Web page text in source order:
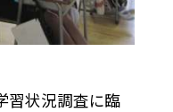
習状況調査に臨